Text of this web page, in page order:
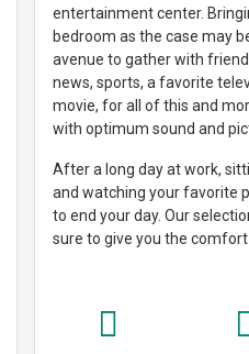
entertainment center.
bedroom as the case may
avenue to gather with
news, sports, a favorite
movie, for all of this and
with optimum sound and
After a long day at work,
and watching your favorite
to end your day. Our
sure to give you the comfort